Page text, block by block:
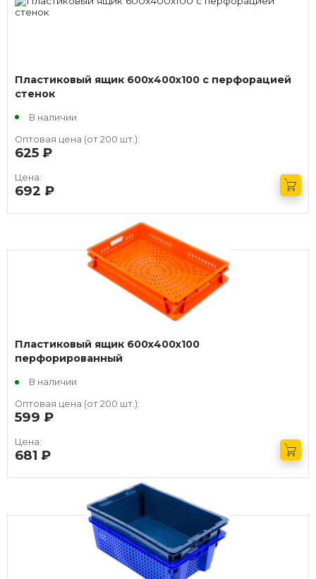
Пластиковый ящик 600х400х100 с перфорацией
стенок
В наличии
Оптовая цена (от 200 шт.):
625
Цена:
692
Пластиковый ящик 600х400х100
перфорированный
В наличии
Оптовая цена (от 200 шт.):
599
Цена:
681
Получить оптовый прайс